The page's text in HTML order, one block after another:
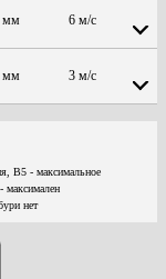
мм 6 м/с
мм 3 м/с
В5 - максимальное
нет